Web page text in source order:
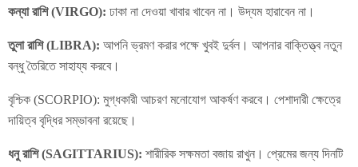
কন্যা রাশি (VIRGO): ঢাকা না দেওয়া খাবার খাবেন না। উদ্যম হারাবেন না।
তুলা রাশি (LIBRA): আপনি ভ্রমণ করার পক্ষে খুবই দুর্বল। আপনার বাক্তিত্ত্ব নতুন
বন্ধু তৈরিতে সাহায্য করবে।
বৃশ্চিক (SCORPIO): মুগ্ধকারী আচরণ মনোযোগ আকর্ষণ করবে। পেশাদারী ক্ষেত্রে
দায়িত্ব বৃদ্ধির সম্ভাবনা রয়েছে।
ধনু রাশি (SAGITTARIUS): শারীরিক সক্ষমতা বজায় রাখুন। প্রেমের জন্য দিনটি